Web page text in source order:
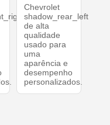
Chevrolet
shadow_rear_left
de alta
qualidade
usado para
uma
aparência e
desempenho
personalizados.